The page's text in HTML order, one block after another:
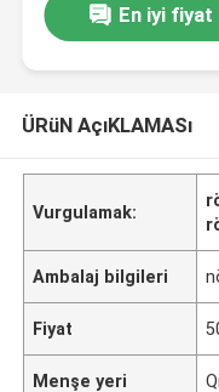
En iyi fiyat
ÜRüN AçıKLAMASı
Vurgulamak:
Ambalaj bilgileri
Fiyat
Menşe yeri